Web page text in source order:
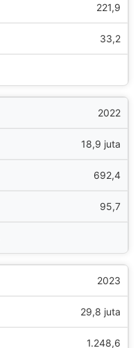
221,9
33,2
2022
18,9 juta
692,4
95,7
2023
29,8 juta
1.248,6